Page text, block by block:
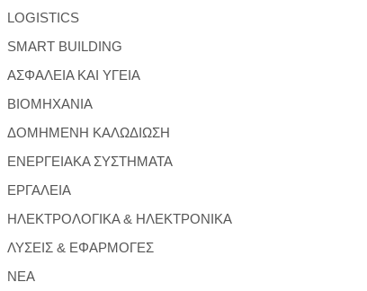
LOGISTICS
SMART BUILDING
ΑΣΦΑΛΕΙΑ ΚΑΙ ΥΓΕΙΑ
ΒΙΟΜΗΧΑΝΙΑ
ΔΟΜΗΜΕΝΗ ΚΑΛΩΔΙΩΣΗ
ΕΝΕΡΓΕΙΑΚΑ ΣΥΣΤΗΜΑΤΑ
ΕΡΓΑΛΕΙΑ
ΗΛΕΚΤΡΟΛΟΓΙΚΑ & ΗΛΕΚΤΡΟΝΙΚΑ
ΛΥΣΕΙΣ & ΕΦΑΡΜΟΓΕΣ
ΝΕΑ